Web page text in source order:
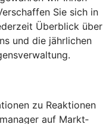
Sie sich in
Überblick über
und die jährlichen
zu Reaktionen
auf Markt­